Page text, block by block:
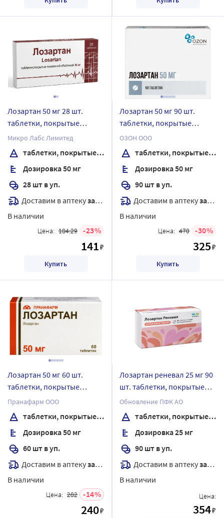
Лозартан 50 мг 28 шт.
таблетки, покрытые
пленочной оболочкой
Микро Лабс Лимитед
таблетки, покрытые пленочной оболочкой
Дозировка 50 мг
28 шт в уп.
Доставим в аптекузавтра
В наличии
Цена: 184.29 23
141₽
Купить
Лозартан 50 мг 90 шт.
таблетки, покрытые
пленочной оболочкой
ОЗОН ООО
таблетки, покрытые пленочной оболочкой
Дозировка 50 мг
90 шт в уп.
Доставим в аптекузавтра
В наличии
Цена: 470 30
325₽
Купить
Лозартан 50 мг 60 шт.
таблетки, покрытые
пленочной оболочкой
Пранафарм ООО
таблетки, покрытые пленочной оболочкой
Дозировка 50 мг
60 шт в уп.
Доставим в аптекузавтра
В наличии
Цена: 282 14
240₽
Лозартан реневал 25 мг 90
шт. таблетки, покрытые
пленочной оболочкой
Обновление ПФК АО
таблетки, покрытые пленочной оболочкой
Дозировка 25 мг
90 шт в уп.
Доставим в аптекузавтра
В наличии
Цена:
354₽